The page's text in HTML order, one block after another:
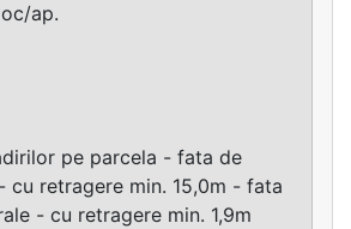
ap.
pe parcela - fata de
cu retragere min. 15,0m - fata
- cu retragere min. 1,9m